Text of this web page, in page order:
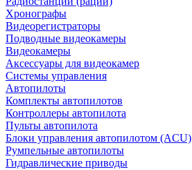
Хронографы
Видеорегистраторы
Подводные видеокамеры
Видеокамеры
Аксессуары для видеокамер
Системы управления
Автопилоты
Комплекты автопилотов
Контроллеры автопилота
Пульты автопилота
Блоки управления автопилотом (ACU)
Румпельные автопилоты
Гидравлические приводы